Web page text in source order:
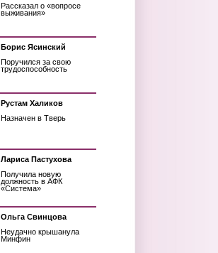
Рассказал о «вопросе
выживания»
Борис Ясинский
Поручился за свою
трудоспособность
Рустам Халиков
Назначен в Тверь
Лариса Пастухова
Получила новую
должность в АФК
«Система»
Ольга Свинцова
Неудачно крышанула
Минфин